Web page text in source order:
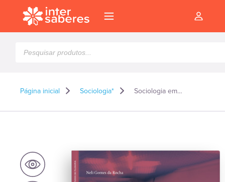
produtos
Página inicial Sociologia* Sociologia empírica interacionismo simbólico e teoria da ação